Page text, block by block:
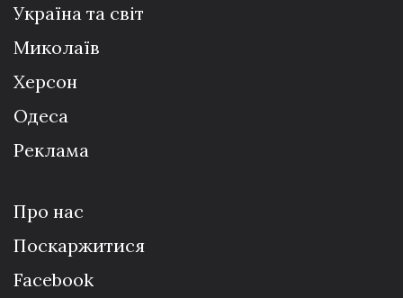
Україна та світ
Миколаїв
Херсон
Одеса
Реклама
Про нас
Поскаржитися
Facebook